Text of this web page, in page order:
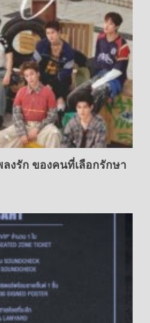
ลงรัก ของคนที่เลือกรักษา